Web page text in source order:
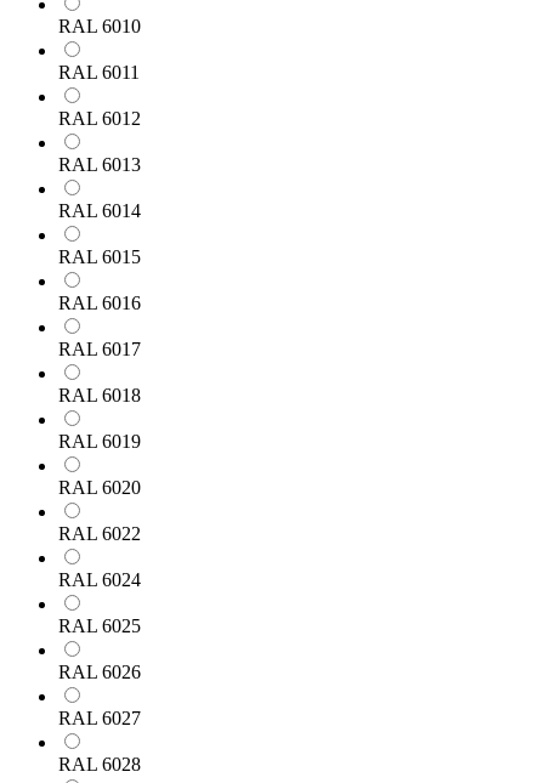
RAL 6010
RAL 6011
RAL 6012
RAL 6013
RAL 6014
RAL 6015
RAL 6016
RAL 6017
RAL 6018
RAL 6019
RAL 6020
RAL 6022
RAL 6024
RAL 6025
RAL 6026
RAL 6027
RAL 6028